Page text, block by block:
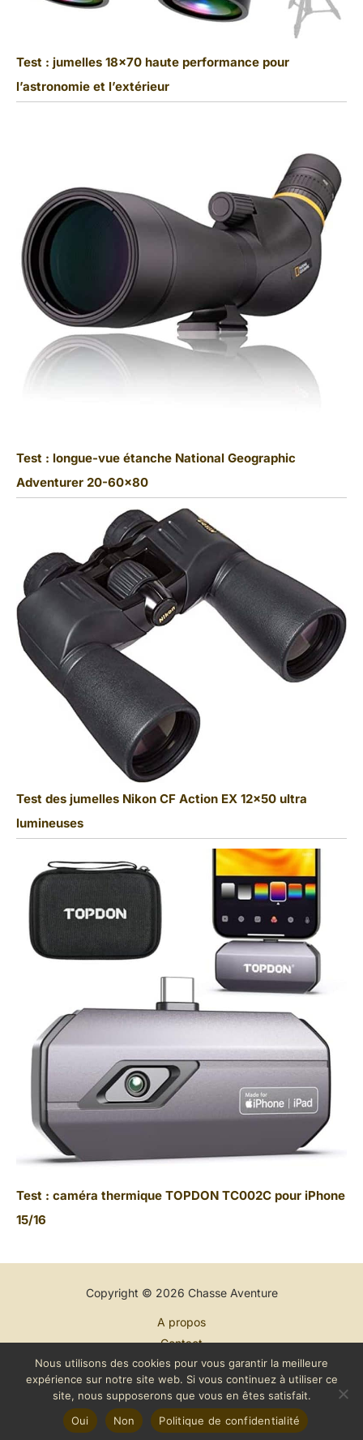
Test : jumelles 18×70 haute performance pour
l’astronomie et l’extérieur
Test : longue-vue étanche National Geographic
Adventurer 20-60×80
Test des jumelles Nikon CF Action EX 12×50 ultra
lumineuses
Test : caméra thermique TOPDON TC002C pour iPhone
15/16
Copyright © 2026 Chasse Aventure
A propos
Contact
Plan du site
Mentions légales
Politique de confidentialité
Nous utilisons des cookies pour vous garantir la meilleure
expérience sur notre site web. Si vous continuez à utiliser ce
site, nous supposerons que vous en êtes satisfait.
Oui
Non Politique de confidentialité